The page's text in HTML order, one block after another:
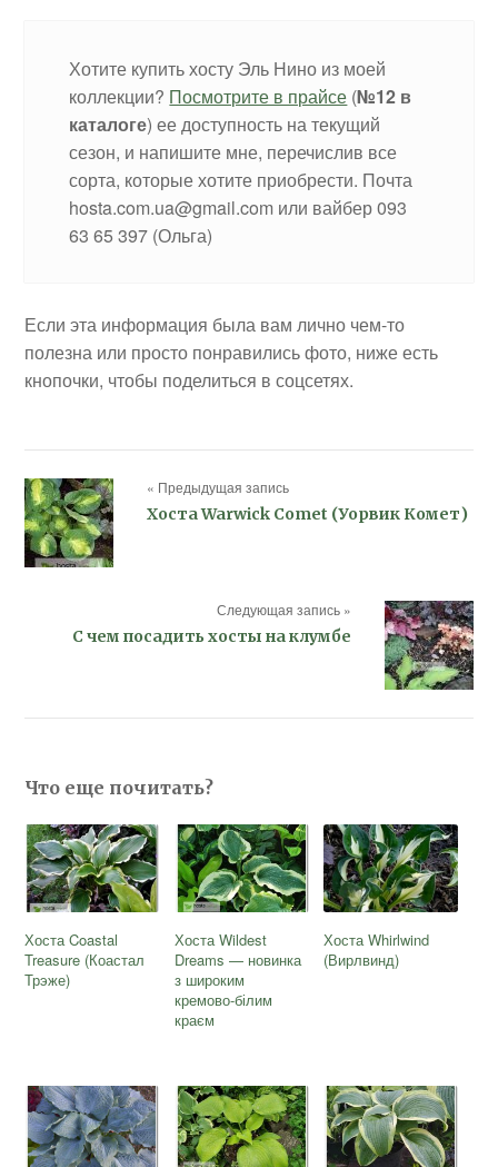
Хотите купить хосту Эль Нино из моей
коллекции? Посмотрите в прайсе (№12 в
каталоге) ее доступность на текущий
сезон, и напишите мне, перечислив все
сорта, которые хотите приобрести. Почта
hosta.com.ua@gmail.com или вайбер 093
63 65 397 (Ольга)
Если эта информация была вам лично чем-то
полезна или просто понравились фото, ниже есть
кнопочки, чтобы поделиться в соцсетях.
« Предыдущая запись
Хоста Warwick Comet (Уорвик Комет)
Следующая запись »
С чем посадить хосты на клумбе
Что еще почитать?
Хоста Coastal
Treasure (Коастал
Трэже)
Хоста Wildest
Dreams — новинка
з широким
кремово-білим
краєм
Хоста Whirlwind
(Вирлвинд)